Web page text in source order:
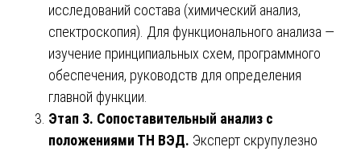
исследований состава (химический анализ,
спектроскопия). Для функционального анализа —
изучение принципиальных схем, программного
обеспечения, руководств для определения
главной функции.
Этап 3. Сопоставительный анализ с
положениями ТН ВЭД. Эксперт скрупулезно